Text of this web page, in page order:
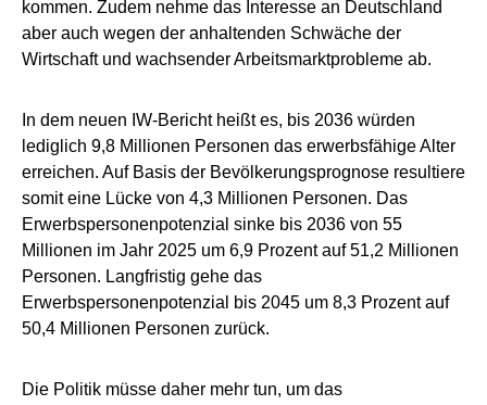
kommen. Zudem nehme das Interesse an Deutschland
aber auch wegen der anhaltenden Schwäche der
Wirtschaft und wachsender Arbeitsmarktprobleme ab.
In dem neuen IW-Bericht heißt es, bis 2036 würden
lediglich 9,8 Millionen Personen das erwerbsfähige Alter
erreichen. Auf Basis der Bevölkerungsprognose resultiere
somit eine Lücke von 4,3 Millionen Personen. Das
Erwerbspersonenpotenzial sinke bis 2036 von 55
Millionen im Jahr 2025 um 6,9 Prozent auf 51,2 Millionen
Personen. Langfristig gehe das
Erwerbspersonenpotenzial bis 2045 um 8,3 Prozent auf
50,4 Millionen Personen zurück.
Die Politik müsse daher mehr tun, um das